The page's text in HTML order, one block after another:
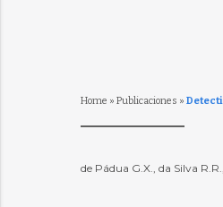
Home » Publicaciones »
de Pádua G.X., da Silva R.R.,